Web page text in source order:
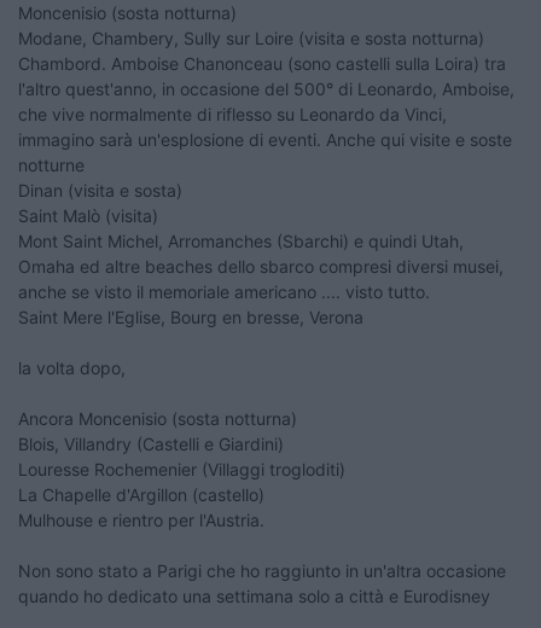
Moncenisio (sosta notturna)
Modane, Chambery, Sully sur Loire (visita e sosta notturna)
Chambord. Amboise Chanonceau (sono castelli sulla Loira) tra
l'altro quest'anno, in occasione del 500° di Leonardo, Amboise,
che vive normalmente di riflesso su Leonardo da Vinci,
immagino sarà un'esplosione di eventi. Anche qui visite e soste
notturne
Dinan (visita e sosta)
Saint Malò (visita)
Mont Saint Michel, Arromanches (Sbarchi) e quindi Utah,
Omaha ed altre beaches dello sbarco compresi diversi musei,
anche se visto il memoriale americano .... visto tutto.
Saint Mere l'Eglise, Bourg en bresse, Verona
la volta dopo,
Ancora Moncenisio (sosta notturna)
Blois, Villandry (Castelli e Giardini)
Louresse Rochemenier (Villaggi trogloditi)
La Chapelle d'Argillon (castello)
Mulhouse e rientro per l'Austria.
Non sono stato a Parigi che ho raggiunto in un'altra occasione
quando ho dedicato una settimana solo a città e Eurodisney